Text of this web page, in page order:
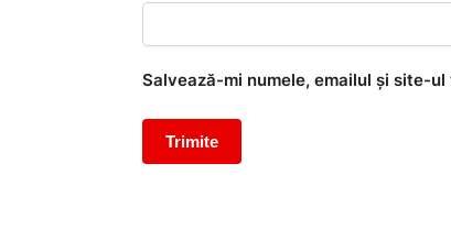
Salvează-mi numele, emailul și site-